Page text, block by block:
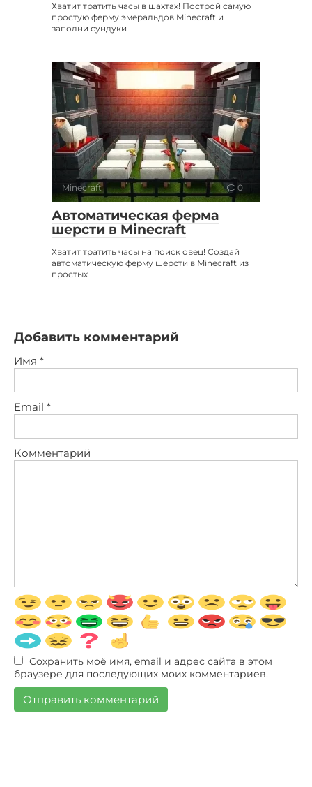
Хватит тратить часы в шахтах! Построй самую
простую ферму эмеральдов Minecraft и
заполни сундуки
Minecraft 0
Автоматическая ферма
шерсти в Minecraft
Хватит тратить часы на поиск овец! Создай
автоматическую ферму шерсти в Minecraft из
простых
Добавить комментарий
Имя *
Email *
Комментарий
Сохранить моё имя, email и адрес сайта в этом
браузере для последующих моих комментариев.